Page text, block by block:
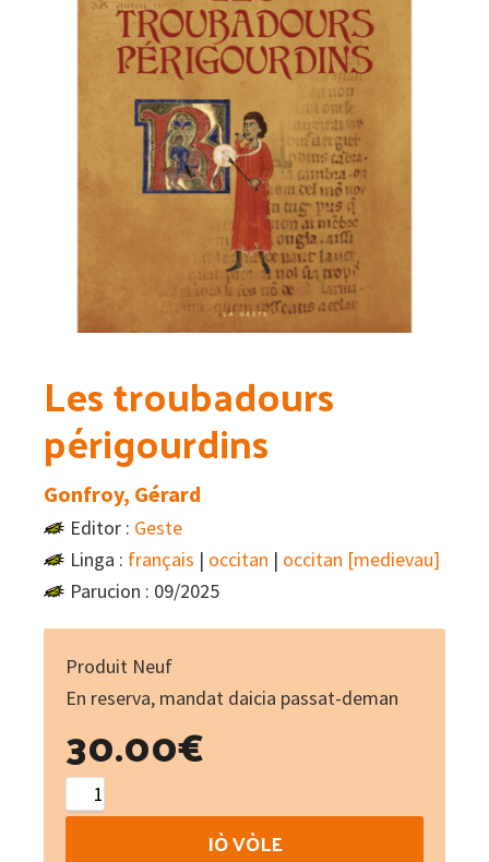
Les troubadours
périgourdins
Gonfroy, Gérard
Editor : Geste
Linga : français | occitan | occitan [medievau]
Parucion : 09/2025
Produit Neuf
En reserva, mandat daicia passat-deman
30.00€
troubadours
IÒ VÒLE